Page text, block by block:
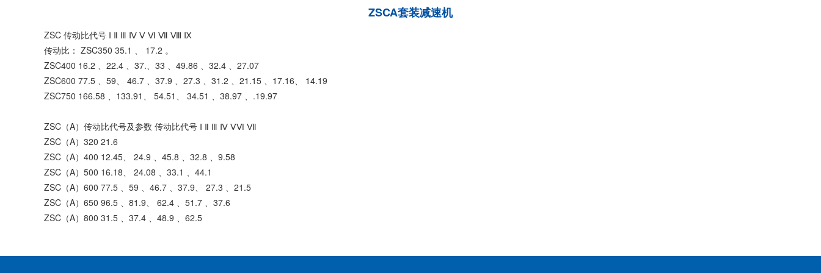
ZSCA套装减速机
ZSC 传动比代号 Ⅰ Ⅱ Ⅲ Ⅳ Ⅴ Ⅵ Ⅶ Ⅷ Ⅸ
传动比： ZSC350 35.1 、 17.2 。
ZSC400 16.2 、22.4 、37.、33 、49.86 、32.4 、27.07
ZSC600 77.5 、59、 46.7 、37.9 、27.3 、31.2 、21.15 、17.16、 14.19
ZSC750 166.58 、133.91、 54.51、 34.51 、38.97 、.19.97
ZSC（A）传动比代号及参数 传动比代号 Ⅰ Ⅱ Ⅲ Ⅳ ⅤⅥ Ⅶ
ZSC（A）320 21.6
ZSC（A）400 12.45、 24.9 、45.8 、32.8 、9.58
ZSC（A）500 16.18、 24.08 、33.1 、44.1
ZSC（A）600 77.5 、59 、46.7 、37.9、 27.3 、21.5
ZSC（A）650 96.5 、81.9、 62.4 、51.7 、37.6
ZSC（A）800 31.5 、37.4 、48.9 、62.5